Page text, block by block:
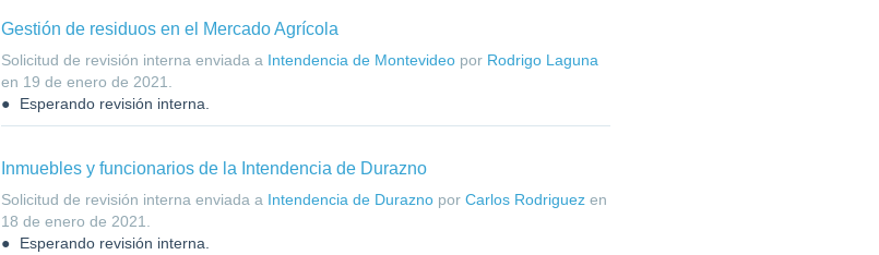
Gestión de residuos en el Mercado Agrícola
Solicitud de revisión interna enviada a Intendencia de Montevideopor Rodrigo Laguna
en 19 de enero de 2021
Esperando revisión interna.
Inmuebles y funcionarios de la Intendencia de Durazno
Solicitud de revisión interna enviada a Intendencia de Duraznopor Carlos Rodriguezen
18 de enero de 2021
Esperando revisión interna.